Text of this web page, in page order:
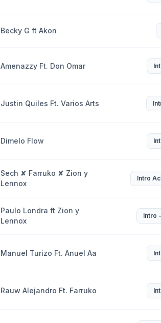
Becky G ft Akon
Amenazzy Ft. Don Omar
Justin Quiles Ft. Varios Arts
Dimelo Flow
Sech ✘ Farruko ✘ Zion y
Lennox
Intro
Paulo Londra ft Zion y
Lennox
Intro
Manuel Turizo Ft. Anuel Aa
Rauw Alejandro Ft. Farruko